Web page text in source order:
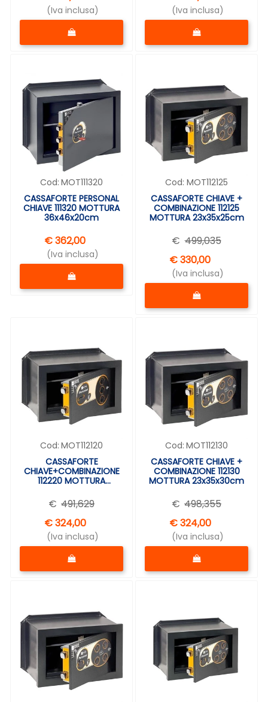
(Iva inclusa)
Quantità
(Iva inclusa)
Quantità
Cod: MOT111320
CASSAFORTE PERSONAL
CHIAVE 111320 MOTTURA
36x46x20cm
€ 362,00
(Iva inclusa)
Quantità
Cod: MOT112125
CASSAFORTE CHIAVE +
COMBINAZIONE 112125
MOTTURA 23x35x25cm
€ 499,035
€ 330,00
(Iva inclusa)
Quantità
Cod: MOT112120
CASSAFORTE
CHIAVE+COMBINAZIONE
112220 MOTTURA
€ 491,629
€ 324,00
(Iva inclusa)
Quantità
Cod: MOT112130
CASSAFORTE CHIAVE +
COMBINAZIONE 112130
MOTTURA 23x35x30cm
€ 498,355
€ 324,00
(Iva inclusa)
Quantità